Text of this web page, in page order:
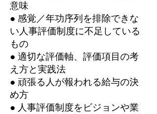
意味
● 感覚／年功序列を排除できな
い人事評価制度に不足している
もの
● 適切な評価軸、評価項目の考
え方と実践法
● 頑張る人が報われる給与の決
め方
● 人事評価制度をビジョンや業